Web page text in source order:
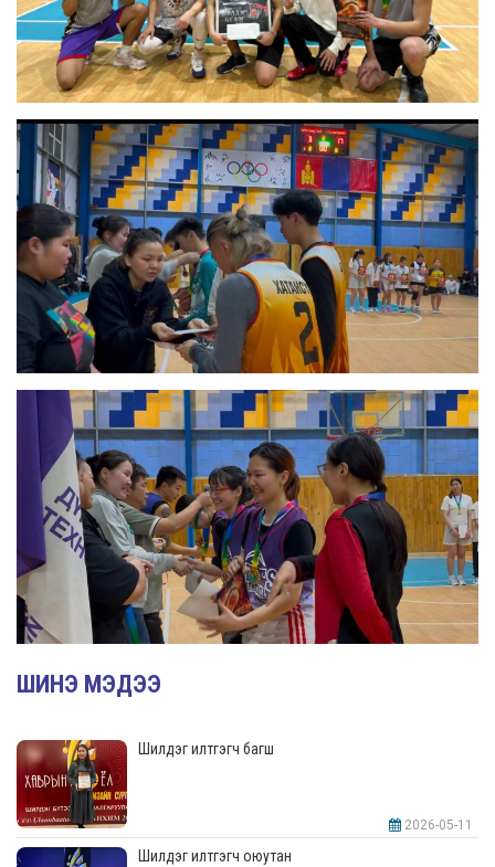
ШИНЭ МЭДЭЭ
Шилдэг илтгэгч багш
2026-05-11
Шилдэг илтгэгч оюутан